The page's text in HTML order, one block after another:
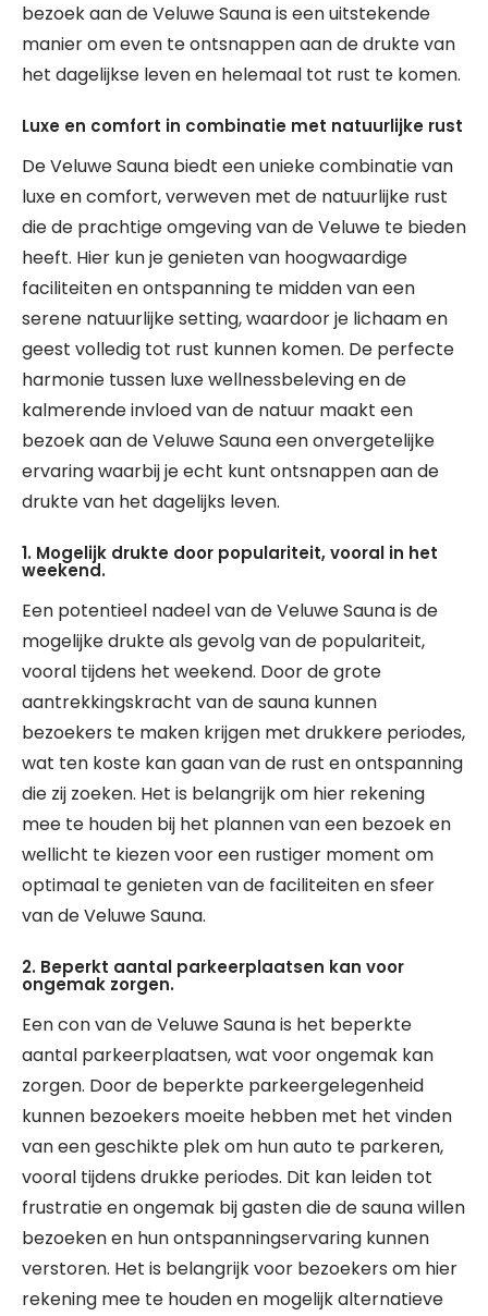
bezoek aan de Veluwe Sauna is een uitstekende
manier om even te ontsnappen aan de drukte van
het dagelijkse leven en helemaal tot rust te komen.
Luxe en comfort in combinatie met natuurlijke rust
De Veluwe Sauna biedt een unieke combinatie van
luxe en comfort, verweven met de natuurlijke rust
die de prachtige omgeving van de Veluwe te bieden
heeft. Hier kun je genieten van hoogwaardige
faciliteiten en ontspanning te midden van een
serene natuurlijke setting, waardoor je lichaam en
geest volledig tot rust kunnen komen. De perfecte
harmonie tussen luxe wellnessbeleving en de
kalmerende invloed van de natuur maakt een
bezoek aan de Veluwe Sauna een onvergetelijke
ervaring waarbij je echt kunt ontsnappen aan de
drukte van het dagelijks leven.
1. Mogelijk drukte door populariteit, vooral in het
weekend.
Een potentieel nadeel van de Veluwe Sauna is de
mogelijke drukte als gevolg van de populariteit,
vooral tijdens het weekend. Door de grote
aantrekkingskracht van de sauna kunnen
bezoekers te maken krijgen met drukkere periodes,
wat ten koste kan gaan van de rust en ontspanning
die zij zoeken. Het is belangrijk om hier rekening
mee te houden bij het plannen van een bezoek en
wellicht te kiezen voor een rustiger moment om
optimaal te genieten van de faciliteiten en sfeer
van de Veluwe Sauna.
2. Beperkt aantal parkeerplaatsen kan voor
ongemak zorgen.
Een con van de Veluwe Sauna is het beperkte
aantal parkeerplaatsen, wat voor ongemak kan
zorgen. Door de beperkte parkeergelegenheid
kunnen bezoekers moeite hebben met het vinden
van een geschikte plek om hun auto te parkeren,
vooral tijdens drukke periodes. Dit kan leiden tot
frustratie en ongemak bij gasten die de sauna willen
bezoeken en hun ontspanningservaring kunnen
verstoren. Het is belangrijk voor bezoekers om hier
rekening mee te houden en mogelijk alternatieve